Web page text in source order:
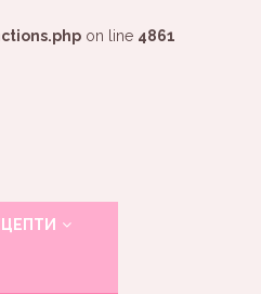
on line 4861